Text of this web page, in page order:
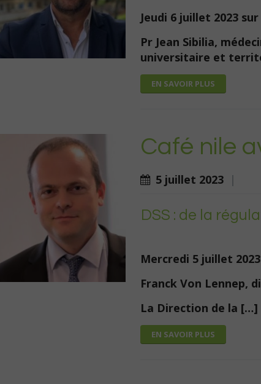
Jeudi 6 juillet 2023
Pr Jean Sibilia,
universitaire et
EN SAVOIR PLUS
Café nile
5 juillet 2023 |
DSS : de la
Mercredi 5 juillet
Franck Von Lennep,
La Direction de la […]
EN SAVOIR PLUS